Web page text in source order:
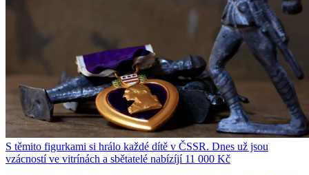
S těmito figurkami si hrálo každé dítě v ČSSR. Dnes už jsou
vzácností ve vitrínách a sbětatelé nabízíjí 11 000 Kč